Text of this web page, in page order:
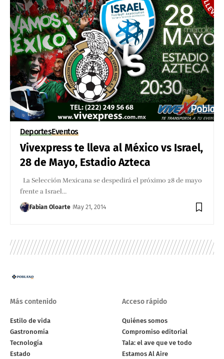
DeportesEventos
Vivexpress te lleva al México vs Israel,
28 de Mayo, Estadio Azteca
La Selección Mexicana se despedirá el próximo 28 de mayo
frente a Israel…
Fabian Oloarte May 21, 2014
Más contenido
Estilo de vida
Gastronomía
Tecnología
Estado
Acceso rápido
Quiénes somos
Compromiso editorial
Tala: el ave que ve todo
Estamos Al Aire